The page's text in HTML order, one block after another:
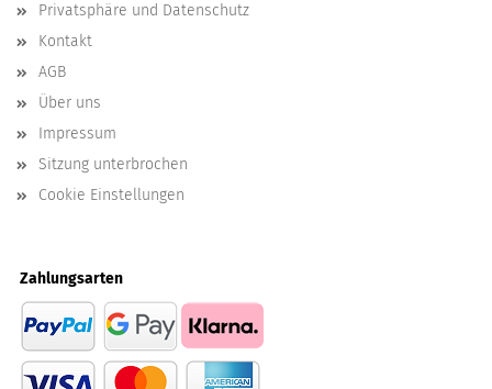
Privatsphäre und Datenschutz
Kontakt
AGB
Über uns
Impressum
Sitzung unterbrochen
Cookie Einstellungen
Zahlungsarten